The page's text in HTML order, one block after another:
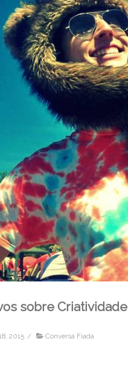
sobre Criatividade
2015 / Conversa Fiada